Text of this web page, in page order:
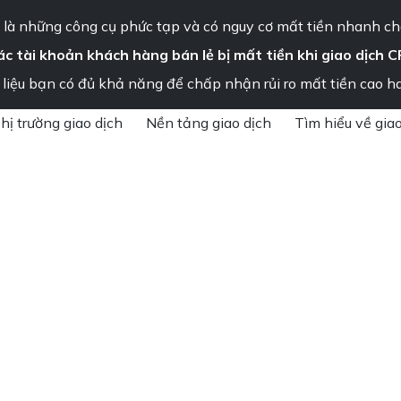
Thông báo quan trọng – Vui lòng đọc ngay
là những công cụ phức tạp và có nguy cơ mất tiền nhanh
tài khoản khách hàng bán lẻ bị mất tiền khi giao dịch
bạn có đủ khả năng để chấp nhận rủi ro mất tiền cao
tôi
trường giao dịch Nền tảng giao dịch Tìm hiểu về
JPN225